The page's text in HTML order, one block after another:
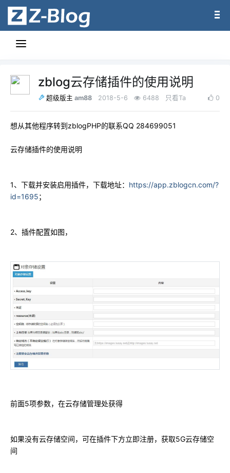
zblog云存储插件的使用说明
超级版主 am88 2018-5-6 6488 只看Ta 0
想从其他程序转到zblogPHP的联系QQ 284699051
云存储插件的使用说明
1、下载并安装启用插件，下载地址： https://app.zblogcn.com/?
id=1695；
2、插件配置如图，
前面5项参数，在云存储管理处获得
如果没有云存储空间，可在插件下方立即注册，获取5G云存储空
间